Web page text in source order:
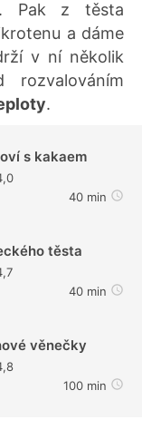
Pak z těsta
a dáme
v ní několik
.
s kakaem
ještě nebyl
40 min
těsta
ještě nebyl
40 min
věnečky
ještě nebyl
100 min